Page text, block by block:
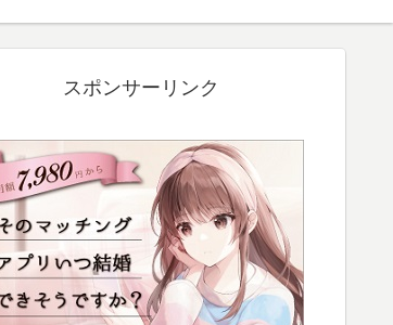
スポンサーリンク